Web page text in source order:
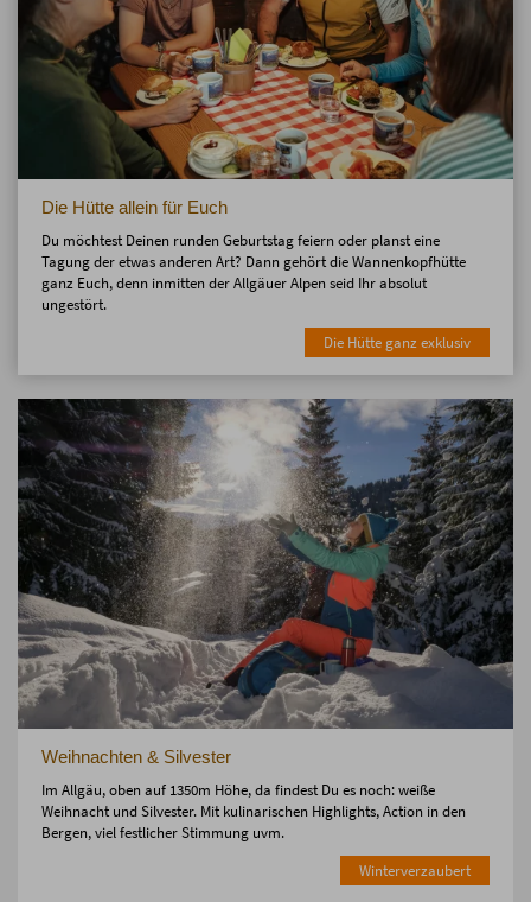
Die Hütte allein für Euch
Du möchtest Deinen runden Geburtstag feiern oder planst eine
Tagung der etwas anderen Art? Dann gehört die Wannenkopfhütte
ganz Euch, denn inmitten der Allgäuer Alpen seid Ihr absolut
ungestört.
Die Hütte ganz exklusiv
Weihnachten & Silvester
Im Allgäu, oben auf 1350m Höhe, da findest Du es noch: weiße
Weihnacht und Silvester. Mit kulinarischen Highlights, Action in den
Bergen, viel festlicher Stimmung uvm.
Winterverzaubert